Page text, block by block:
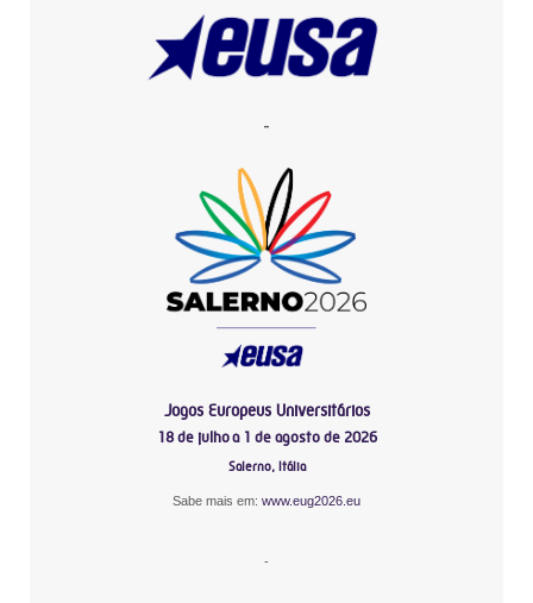
-
Jogos Europeus Universitários
18 de julho a 1 de agosto de 2026
Salerno, Itália
Sabe mais em: www.eug2026.eu
-